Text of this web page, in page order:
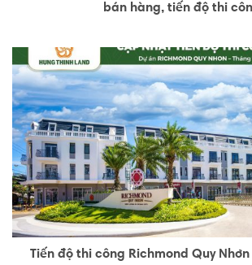
bán hàng, tiến độ thi
Tiến độ thi công Richmond Quy